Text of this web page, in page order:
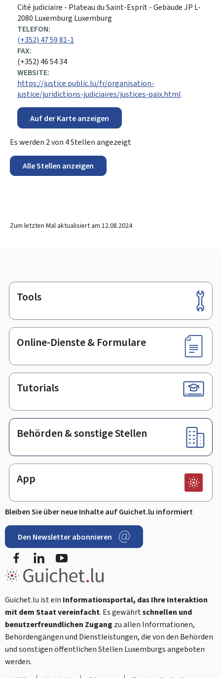
ADRESSE:
Cité judiciaire - Plateau du Saint-Esprit - Gebäude JP L-
2080 Luxemburg Luxemburg
TELEFON:
(+352) 47 59 81-1
FAX:
(+352) 46 54 34
WEBSITE:
https://justice.public.lu/fr/organisation-
justice/juridictions-judiciaires/justices-paix.html
Auf der Karte anzeigen
Es werden 2von 4Stellen angezeigt
Alle Stellen anzeigen
Zum letzten Mal aktualisiert am 12.08.2024
Footer
Tools
Online-Dienste & Formulare
Tutorials
Behörden & sonstige Stellen
App
Bleiben Sie über neue Inhalte auf Guichet.lu informiert
Den Newsletter abonnieren
FacebookLinkedIn
Guichet.lu ist ein Informationsportal, das Ihre Interaktion
mit dem Staat vereinfacht. Es gewährtschnellen und
benutzerfreundlichen Zugang zu allen Informationen,
Behördengängen und Dienstleistungen, die von den Behörden
und sonstigen öffentlichen Stellen Luxemburgs angeboten
werden.